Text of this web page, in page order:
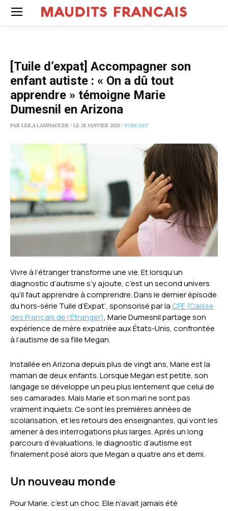
[Tuile d’expat] Accompagner son
enfant autiste : « On a dû tout
apprendre » témoigne Marie
Dumesnil en Arizona
PAR LEILA LAMNAOUER / LE 28 JANVIER 2026 / PODCAST
Vivre à l’étranger transforme une vie. Et lorsqu’un
diagnostic d’autisme s’y ajoute, c’est un second univers
qu’il faut apprendre à comprendre. Dans le dernier épisode
du hors-série Tuile d’Expat’, sponsorisé par la CFE (Caisse
des Français de l’Étranger), Marie Dumesnil partage son
expérience de mère expatriée aux États-Unis, confrontée
à l’autisme de sa fille Megan.
Installée en Arizona depuis plus de vingt ans, Marie est la
maman de deux enfants. Lorsque Megan est petite, son
langage se développe un peu plus lentement que celui de
ses camarades. Mais Marie et son mari ne sont pas
vraiment inquiets. Ce sont les premières années de
scolarisation, et les retours des enseignantes, qui vont les
amener à des interrogations plus larges. Après un long
parcours d’évaluations, le diagnostic d’autisme est
finalement posé alors que Megan a quatre ans et demi.
Un nouveau monde
Pour Marie, c’est un choc. Elle n’avait jamais été